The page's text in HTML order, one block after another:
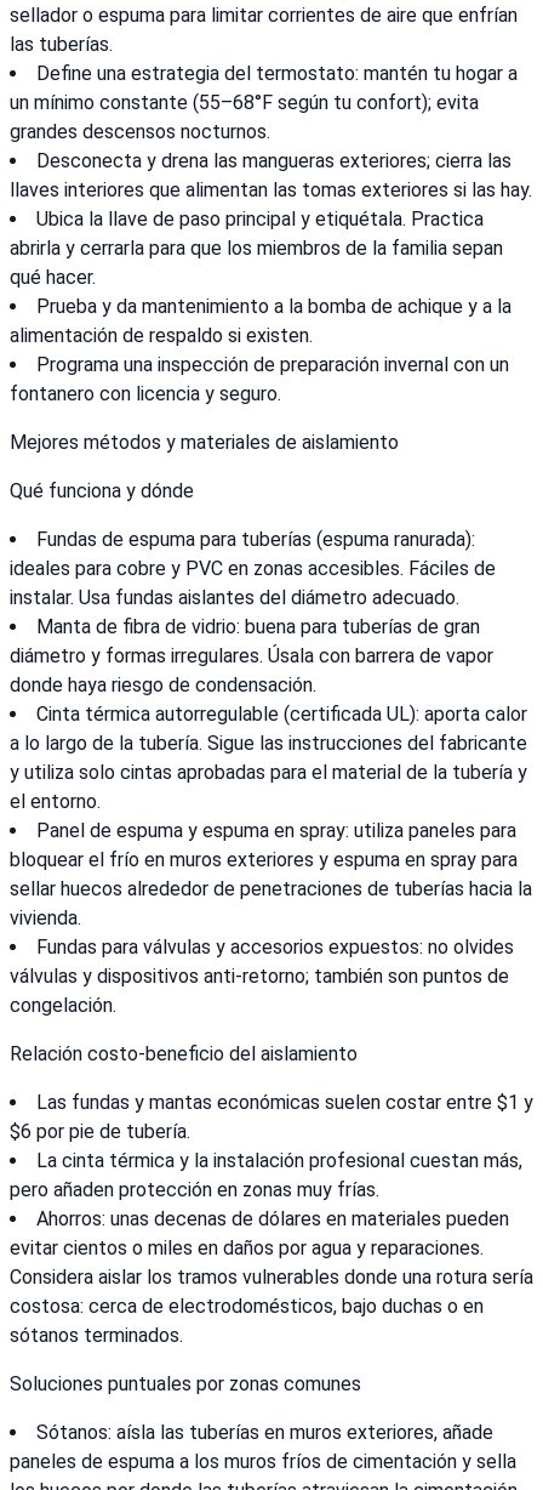
sellador o espuma para limitar corrientes de aire que enfrían
las tuberías.
Define una estrategia del termostato: mantén tu hogar a
un mínimo constante (55–68°F según tu confort); evita
grandes descensos nocturnos.
Desconecta y drena las mangueras exteriores; cierra las
llaves interiores que alimentan las tomas exteriores si las hay.
Ubica la llave de paso principal y etiquétala. Practica
abrirla y cerrarla para que los miembros de la familia sepan
qué hacer.
Prueba y da mantenimiento a la bomba de achique y a la
alimentación de respaldo si existen.
Programa una inspección de preparación invernal con un
fontanero con licencia y seguro.
Mejores métodos y materiales de aislamiento
Qué funciona y dónde
Fundas de espuma para tuberías (espuma ranurada):
ideales para cobre y PVC en zonas accesibles. Fáciles de
instalar. Usa fundas aislantes del diámetro adecuado.
Manta de fibra de vidrio: buena para tuberías de gran
diámetro y formas irregulares. Úsala con barrera de vapor
donde haya riesgo de condensación.
Cinta térmica autorregulable (certificada UL): aporta calor
a lo largo de la tubería. Sigue las instrucciones del fabricante
y utiliza solo cintas aprobadas para el material de la tubería y
el entorno.
Panel de espuma y espuma en spray: utiliza paneles para
bloquear el frío en muros exteriores y espuma en spray para
sellar huecos alrededor de penetraciones de tuberías hacia la
vivienda.
Fundas para válvulas y accesorios expuestos: no olvides
válvulas y dispositivos anti-retorno; también son puntos de
congelación.
Relación costo-beneficio del aislamiento
Las fundas y mantas económicas suelen costar entre $1 y
$6 por pie de tubería.
La cinta térmica y la instalación profesional cuestan más,
pero añaden protección en zonas muy frías.
Ahorros: unas decenas de dólares en materiales pueden
evitar cientos o miles en daños por agua y reparaciones.
Considera aislar los tramos vulnerables donde una rotura sería
costosa: cerca de electrodomésticos, bajo duchas o en
sótanos terminados.
Soluciones puntuales por zonas comunes
Sótanos: aísla las tuberías en muros exteriores, añade
paneles de espuma a los muros fríos de cimentación y sella